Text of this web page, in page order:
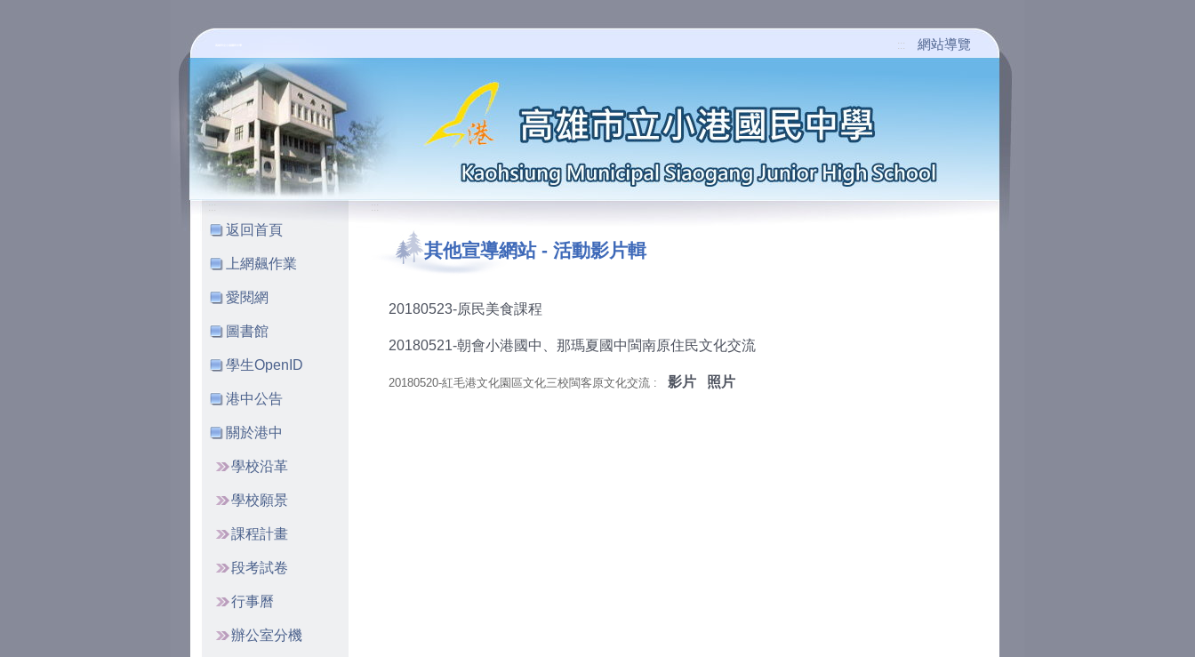
::: 網站導覽
:::
返回首頁
上網飆作業
愛閱網
圖書館
學生OpenID
港中公告
關於港中
學校沿革
學校願景
課程計畫
段考試卷
行事曆
辦公室分機
:::
其他宣導網站- 活動影片輯
20180523-原民美食課程
20180521-朝會小港國中、那瑪夏國中閩南原住民文化交流
20180520-紅毛港文化園區文化三校閩客原文化交流 : 影片 照片